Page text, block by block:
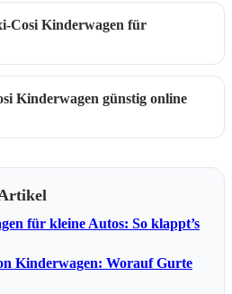
Cosi Kinderwagen für
Kinderwagen günstig online
für kleine Autos: So klappt’s
Kinderwagen: Worauf Gurte